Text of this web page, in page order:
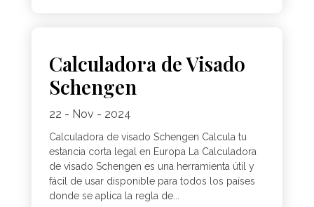
Calculadora de Visado
Schengen
22 - Nov - 2024
Calculadora de visado Schengen Calcula tu
estancia corta legal en Europa La Calculadora
de visado Schengen es una herramienta útil y
fácil de usar disponible para todos los países
donde se aplica la regla de...